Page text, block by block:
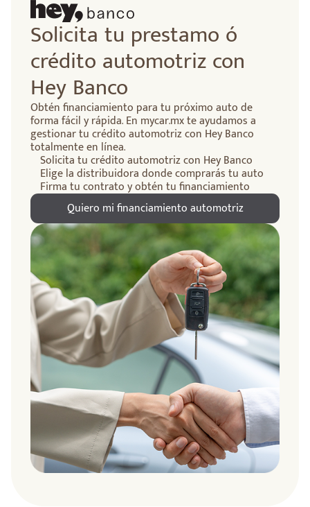
Solicita tu prestamo ó
crédito automotriz con
Hey Banco
Obtén financiamiento para tu próximo auto de
forma fácil y rápida. En mycar.mx te ayudamos a
gestionar tu crédito automotriz con Hey Banco
totalmente en línea.
Solicita tu crédito automotriz con Hey Banco
Elige la distribuidora donde comprarás tu auto
Firma tu contrato y obtén tu financiamiento
Quiero mi financiamiento automotriz